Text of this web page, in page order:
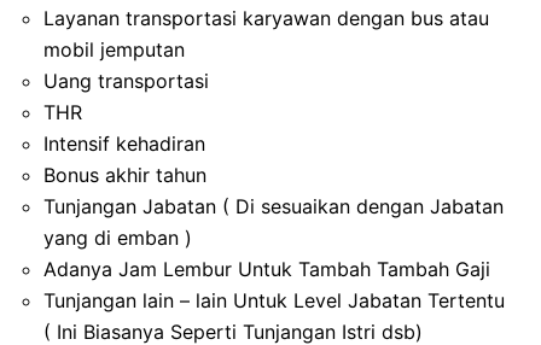
Layanan transportasi karyawan dengan bus atau
mobil jemputan
Uang transportasi
THR
Intensif kehadiran
Bonus akhir tahun
Tunjangan Jabatan ( Di sesuaikan dengan Jabatan
yang di emban )
Adanya Jam Lembur Untuk Tambah Tambah Gaji
Tunjangan lain – lain Untuk Level Jabatan Tertentu
( Ini Biasanya Seperti Tunjangan Istri dsb)